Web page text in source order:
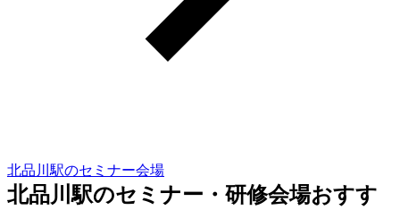
北品川駅のセミナー会場
北品川駅のセミナー・研修会場おすす